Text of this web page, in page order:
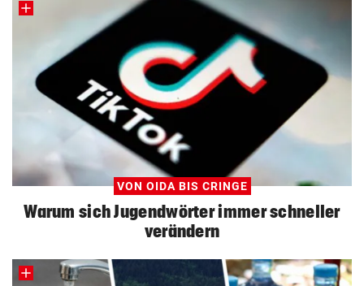
VON OIDA BIS CRINGE
Warum sich Jugendwörter immer schneller
verändern